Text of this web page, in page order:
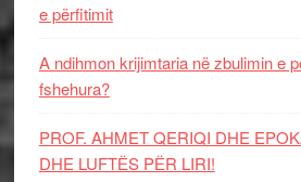
e përfitimit
A ndihmon krijimtaria në zbulimin e
fshehura?
PROF. AHMET QERIQI DHE
DHE LUFTЁS PЁR LIRI!